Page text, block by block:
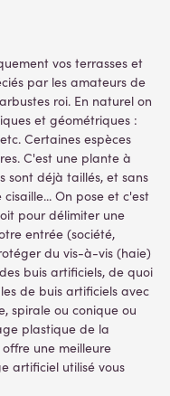
vos terrasses et
par les amateurs de
roi. En naturel on
et géométriques :
Certaines espèces
C'est une plante à
sont déjà taillés, et sans
On pose et c'est
pour délimiter une
entrée (société,
du vis-à-vis (haie)
buis artificiels, de quoi
de buis artificiels avec
spirale ou conique ou
plastique de la
une meilleure
artificiel utilisé vous